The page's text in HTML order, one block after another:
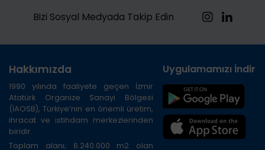
Bizi Sosyal Medyada Takip Edin
Hakkımızda
1990 yılında faaliyete geçen İzmir
Atatürk Organize Sanayi Bölgesi
(İAOSB), Türkiye’nin en önemli üretim,
ihracat ve istihdam merkezlerinden
biridir.
Toplam alanı; 6.240.000 m2 olan
Uygulamamızı İndirin